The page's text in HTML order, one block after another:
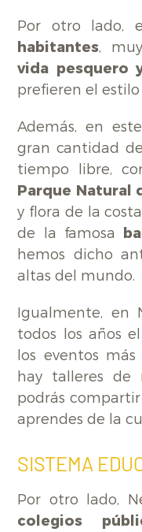
Por otro lado,
habitantes,
vida pesquero
prefieren el estilo
Además, en
gran cantidad
tiempo libre,
Parque Natural
y flora de la
de la famosa
hemos dicho
altas del mundo.
Igualmente, en
todos los años el
los eventos
hay talleres de
podrás
aprendes de la
SISTEMA
Por otro lado,
colegios